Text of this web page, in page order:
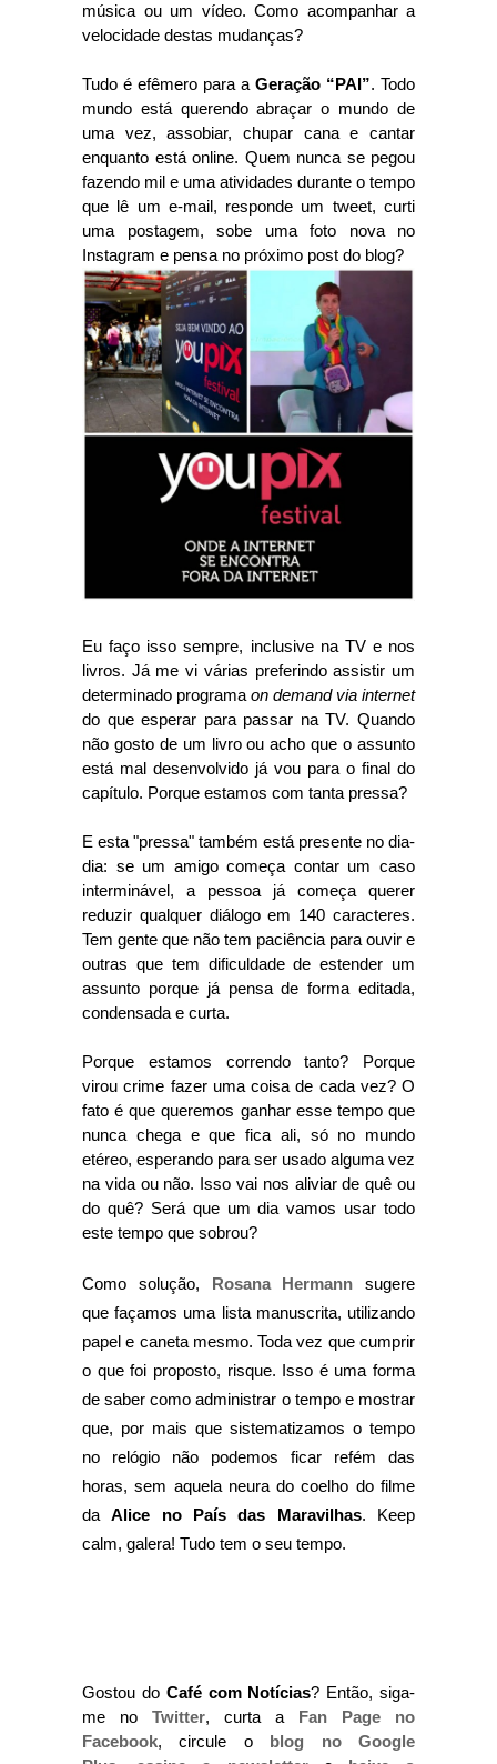
música ou um vídeo. Como acompanhar a
velocidade destas mudanças?
Tudo é efêmero para a Geração “PAI”. Todo
mundo está querendo abraçar o mundo de
uma vez, assobiar, chupar cana e cantar
enquanto está online. Quem nunca se pegou
fazendo mil e uma atividades durante o tempo
que lê um e-mail, responde um tweet, curti
uma postagem, sobe uma foto nova no
Instagram e pensa no próximo post do blog?
Eu faço isso sempre, inclusive na TV e nos
livros. Já me vi várias preferindo assistir um
determinado programa on demand via internet
do que esperar para passar na TV. Quando
não gosto de um livro ou acho que o assunto
está mal desenvolvido já vou para o final do
capítulo. Porque estamos com tanta pressa?
E esta "pressa" também está presente no dia-
dia: se um amigo começa contar um caso
interminável, a pessoa já começa querer
reduzir qualquer diálogo em 140 caracteres.
Tem gente que não tem paciência para ouvir e
outras que tem dificuldade de estender um
assunto porque já pensa de forma editada,
condensada e curta.
Porque estamos correndo tanto? Porque
virou crime fazer uma coisa de cada vez? O
fato é que queremos ganhar esse tempo que
nunca chega e que fica ali, só no mundo
etéreo, esperando para ser usado alguma vez
na vida ou não. Isso vai nos aliviar de quê ou
do quê? Será que um dia vamos usar todo
este tempo que sobrou?
Como solução, Rosana Hermann sugere
que façamos uma lista manuscrita, utilizando
papel e caneta mesmo. Toda vez que cumprir
o que foi proposto, risque. Isso é uma forma
de saber como administrar o tempo e mostrar
que, por mais que sistematizamos o tempo
no relógio não podemos ficar refém das
horas, sem aquela neura do coelho do filme
daAlice no País das Maravilhas. Keep
calm, galera! Tudo tem o seu tempo.
Gostou do Café com Notícias? Então, siga-
me no Twitter, curta a Fan Page no
Facebook, circule o blog no Google